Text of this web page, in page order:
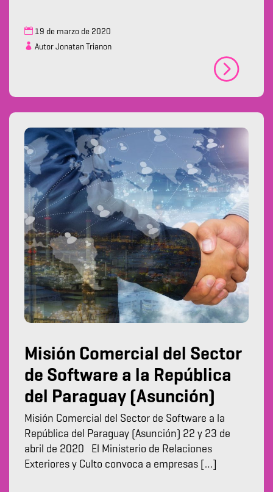
19 de marzo de 2020
Autor Jonatan Trianon
Misión Comercial del Sector
de Software a la República
del Paraguay (Asunción)
Misión Comercial del Sector de Software a la
República del Paraguay (Asunción) 22 y 23 de
abril de 2020 El Ministerio de Relaciones
Exteriores y Culto convoca a empresas […]